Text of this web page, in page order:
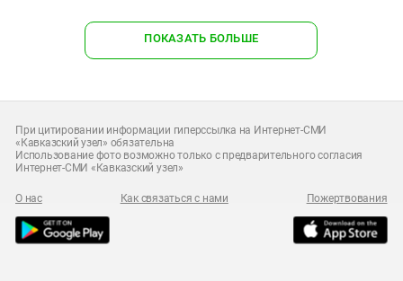
ПОКАЗАТЬ БОЛЬШЕ
При цитировании информации гиперссылка на Интернет-СМИ
«Кавказский узел» обязательна
Использование фото возможно только с предварительного согласия
Интернет-СМИ «Кавказский узел»
О нас Как связаться с нами Пожертвования